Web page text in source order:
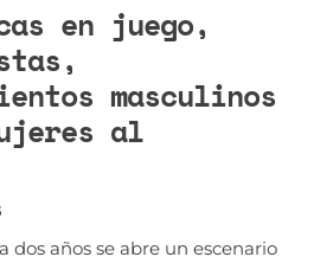
en juego,
masculinos
al
dos años se abre un escenario